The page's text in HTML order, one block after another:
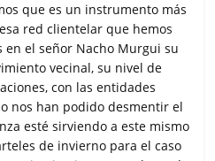
que es un instrumento más
red clientelar que hemos
en el señor Nacho Murgui su
vecinal, su nivel de
con las entidades
nos han podido desmentir el
esté sirviendo a este mismo
de invierno para el caso